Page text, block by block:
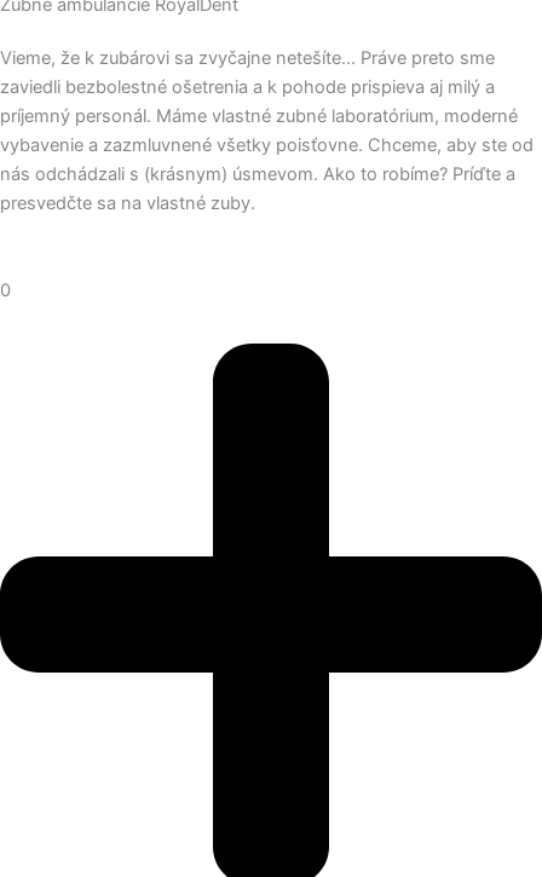
Zubné ambulancie RoyalDent
Vieme, že k zubárovi sa zvyčajne netešíte… Práve preto sme
zaviedli bezbolestné ošetrenia a k pohode prispieva aj milý a
príjemný personál. Máme vlastné zubné laboratórium, moderné
vybavenie a zazmluvnené všetky poisťovne. Chceme, aby ste od
nás odchádzali s (krásnym) úsmevom. Ako to robíme? Príďte a
presvedčte sa na vlastné zuby.
0